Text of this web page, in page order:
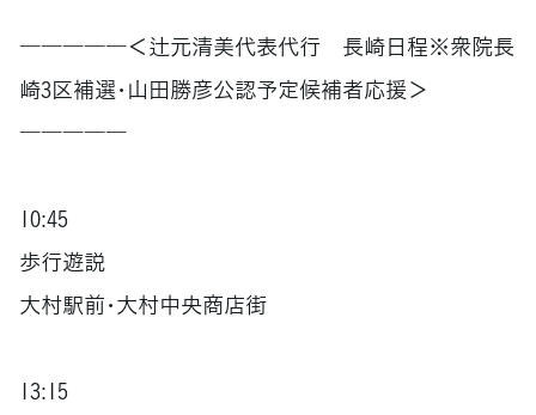
―――――＜辻元清美代表代行 長崎日程※衆院長
崎3区補選･山田勝彦公認予定候補者応援＞
―――――
10:45
歩行遊説
大村駅前･大村中央商店街
13:15